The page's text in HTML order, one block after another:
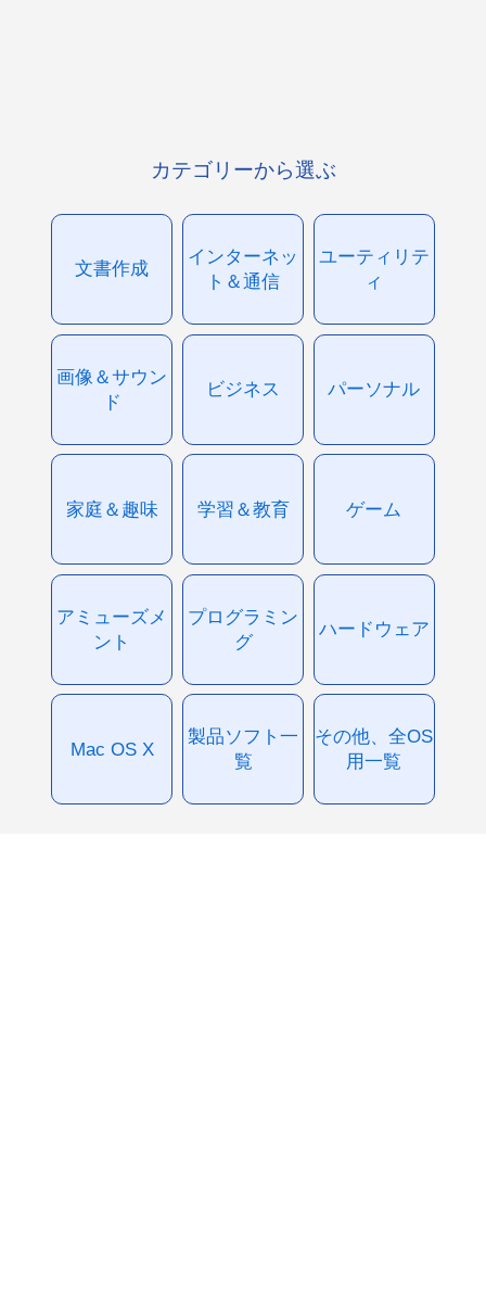
カテゴリーから選ぶ
文書作成
インターネッ
ト＆通信
ユーティリテ
ィ
画像＆サウン
ド
ビジネス パーソナル
家庭＆趣味 学習＆教育 ゲーム
アミューズメ
ント
プログラミン
グ
ハードウェア
Mac OS X
製品ソフト一
覧
その他、全OS
用一覧